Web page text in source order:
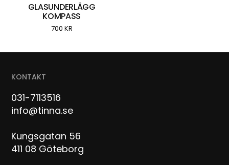
GLASUNDERLÄGG
KOMPASS
700 KR
KONTAKT
031-7113516
info@tinna.se
Kungsgatan 56
411 08 Göteborg